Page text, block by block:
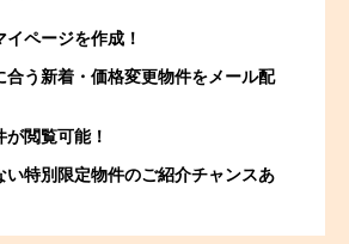
イページを作成！
合う新着・価格変更物件をメール配
閲覧可能！
い特別限定物件のご紹介チャンスあ